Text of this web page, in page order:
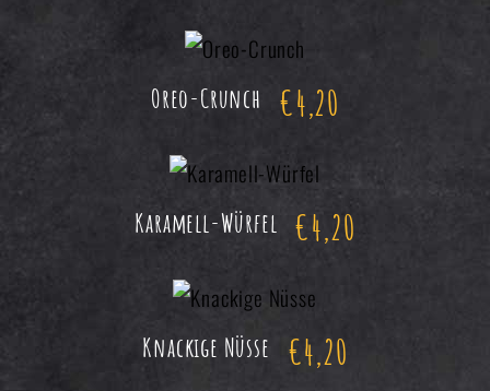
Oreo-Crunch €4,20
Karamell-Würfel €4,20
Knackige Nüsse €4,20